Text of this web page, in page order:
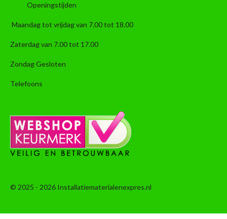
Openingstijden
Maandag tot vrijdag van 7.00 tot 18.00
Zaterdag van 7.00 tot 17.00
Zondag Gesloten
Telefoons
© 2025 - 2026 Installatiematerialenexpres.nl